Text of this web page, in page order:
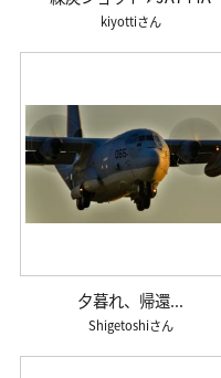
kiyotti
夕暮れ、帰還...
Shigetoshi